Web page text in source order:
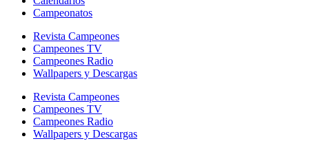
Campeonatos
Revista Campeones
Campeones TV
Campeones Radio
Wallpapers y Descargas
Revista Campeones
Campeones TV
Campeones Radio
Wallpapers y Descargas